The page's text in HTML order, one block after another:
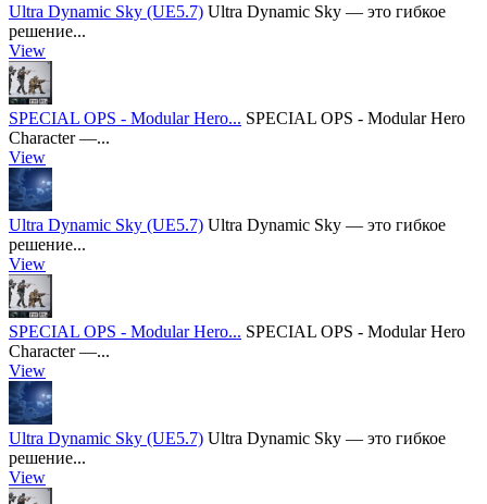
Ultra Dynamic Sky (UE5.7) Ultra Dynamic Sky — это гибкое
решение...
View
SPECIAL OPS - Modular Hero... SPECIAL OPS - Modular Hero
Character —...
View
Ultra Dynamic Sky (UE5.7) Ultra Dynamic Sky — это гибкое
решение...
View
SPECIAL OPS - Modular Hero... SPECIAL OPS - Modular Hero
Character —...
View
Ultra Dynamic Sky (UE5.7) Ultra Dynamic Sky — это гибкое
решение...
View